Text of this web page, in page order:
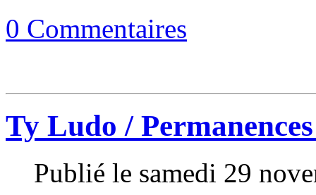
0 Commentaires
Ty Ludo /
Publié le samedi 29